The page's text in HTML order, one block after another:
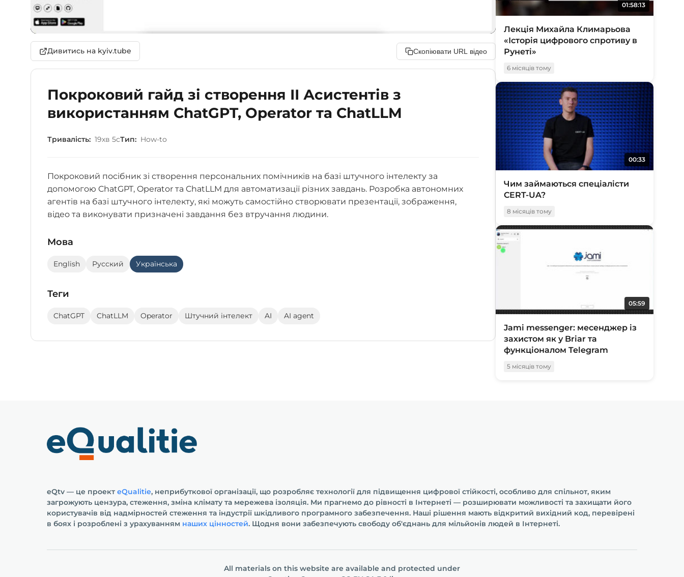
Дивитись на kyiv.tube Скопіювати URL відео
Покроковий гайд зі створення ІІ Асистентів з
використанням ChatGPT, Operator та ChatLLM
Тривалість: 19хв 5сТип: How-to
Покроковий посібник зі створення персональних помічників на базі штучного інтелекту за
допомогою ChatGPT, Operator та ChatLLM для автоматизації різних завдань. Розробка автономних
агентів на базі штучного інтелекту, які можуть самостійно створювати презентації, зображення,
відео та виконувати призначені завдання без втручання людини.
Мова
English Русский Українська
Теги
ChatGPT ChatLLM Operator Штучний інтелект AI AI agent
01:58:13
Лекція Михайла Климарьова
«Історія цифрового спротиву в
Рунеті»
6 місяців тому
00:33
Чим займаються спеціалісти
CERT-UA?
8 місяців тому
05:59
Jami messenger: месенджер із
захистом як у Briar та
функціоналом Telegram
5 місяців тому
eQtv — це проект eQualitie, неприбуткової організації, що розробляє технології для підвищення цифрової стійкості, особливо для спільнот, яким
загрожують цензура, стеження, зміна клімату та мережева ізоляція. Ми прагнемо до рівності в Інтернеті — розширювати можливості та захищати його
користувачів від надмірностей стеження та індустрії шкідливого програмного забезпечення. Наші рішення мають відкритий вихідний код, перевірені
в боях і розроблені з урахуванням наших цінностей. Щодня вони забезпечують свободу об'єднань для мільйонів людей в Інтернеті.
All materials on this website are available and protected under